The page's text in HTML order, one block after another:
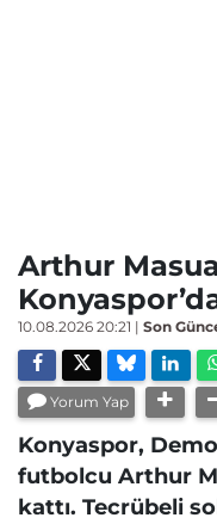
Arthur
10.08.2026 20:21 | Son
Yorum Yap
Konyaspor,
futbolcu Arthur
kattı. Tecrübeli